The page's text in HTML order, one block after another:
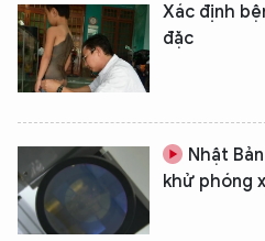
Xác định
đặc
Nhật
khử phóng